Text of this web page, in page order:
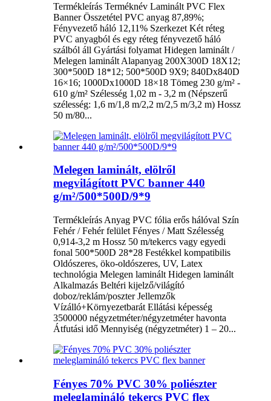
Termékleírás Terméknév Laminált PVC Flex
Banner Összetétel PVC anyag 87,89%;
Fényvezető háló 12,11% Szerkezet Két réteg
PVC anyagból és egy réteg fényvezető háló
szálból áll Gyártási folyamat Hidegen laminált /
Melegen laminált Alapanyag 200X300D 18X12;
300*500D 18*12; 500*500D 9X9; 840Dx840D
16×16; 1000Dx1000D 18×18 Tömeg 230 g/m² -
610 g/m² Szélesség 1,02 m - 3,2 m (Népszerű
szélesség: 1,6 m/1,8 m/2,2 m/2,5 m/3,2 m) Hossz
50 m/80...
Melegen laminált, elölről
megvilágított PVC banner 440
g/m²/500*500D/9*9
Termékleírás Anyag PVC fólia erős hálóval Szín
Fehér / Fehér felület Fényes / Matt Szélesség
0,914-3,2 m Hossz 50 m/tekercs vagy egyedi
fonal 500*500D 28*28 Festékkel kompatibilis
Oldószeres, öko-oldószeres, UV, Latex
technológia Melegen laminált Hidegen laminált
Alkalmazás Beltéri kijelző/világító
doboz/reklám/poszter Jellemzők
Vízálló+Környezetbarát Ellátási képesség
3500000 négyzetméter/négyzetméter havonta
Átfutási idő Mennyiség (négyzetméter) 1 – 20...
Fényes 70% PVC 30% poliészter
meleglamináló tekercs PVC flex